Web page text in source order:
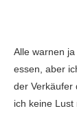
Alle warnen
essen, aber
der Verkäufer
ich keine